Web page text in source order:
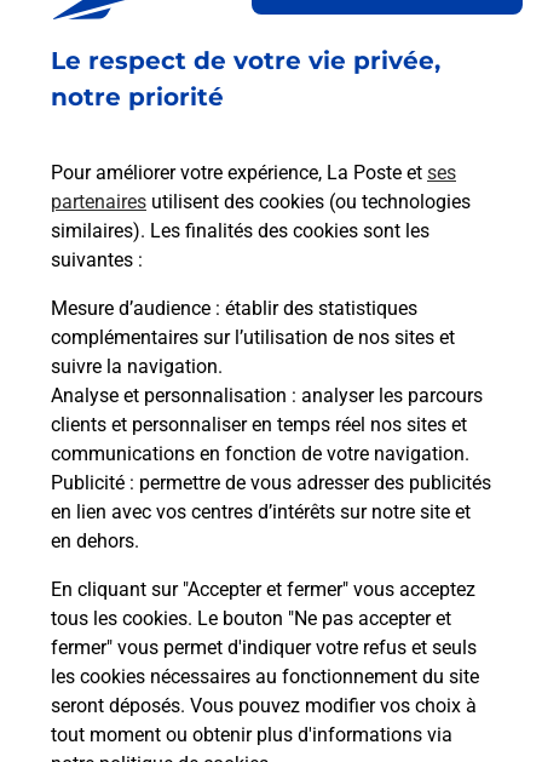
Le respect de votre vie privée,
notre priorité
Pour améliorer votre expérience, La Poste et ses
partenaires utilisent des cookies (ou technologies
similaires). Les finalités des cookies sont les
suivantes :
Mesure d’audience : établir des statistiques
complémentaires sur l’utilisation de nos sites et
suivre la navigation.
Analyse et personnalisation : analyser les parcours
clients et personnaliser en temps réel nos sites et
communications en fonction de votre navigation.
Publicité : permettre de vous adresser des publicités
en lien avec vos centres d’intérêts sur notre site et
en dehors.
En cliquant sur "Accepter et fermer" vous acceptez
tous les cookies. Le bouton "Ne pas accepter et
fermer" vous permet d'indiquer votre refus et seuls
les cookies nécessaires au fonctionnement du site
seront déposés. Vous pouvez modifier vos choix à
tout moment ou obtenir plus d'informations via
ouvre lundi à 09h00
138 RUE DU GABAS
12200 MONTEILS
Malin !
La Poste
en ligne
Ouvert 24h/24
En savoir plus
LA FOUILLADE
CONSIGNE INTERMARCHE LA FOUILLADE